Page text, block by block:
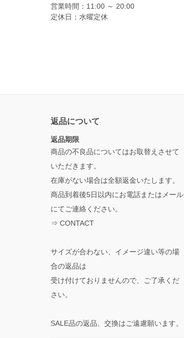
営業時間：11:00 ～ 20:00
定休日：水曜定休
返品について
返品期限
商品の不良品についてはお取替えさせて
いただきます。
在庫がない場合は全額返金いたします。
商品到着後5日以内にお電話またはメール
にてご連絡ください。
⇒ CONTACT
サイズが合わない、イメージ違い等の場
合の返品は
受け付けておりませんので、ご了承くだ
さい。
SALE品の返品、交換はご遠慮願います。